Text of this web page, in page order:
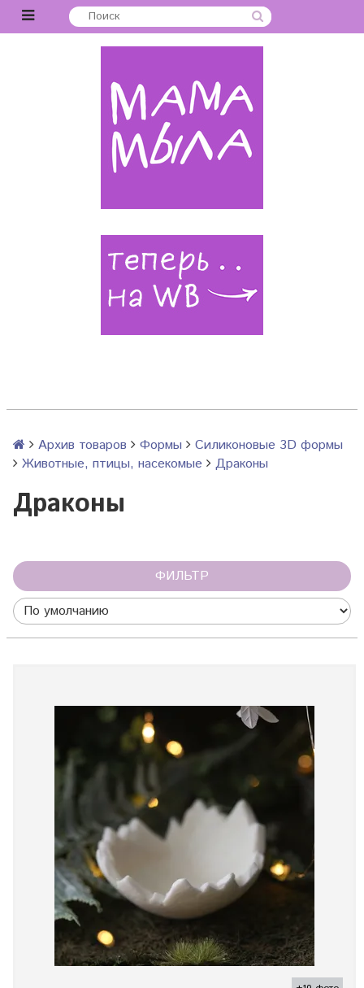
Архив товаров Формы
Силиконовые 3D формы
Животные, птицы, насекомые
Драконы
Драконы
ФИЛЬТР